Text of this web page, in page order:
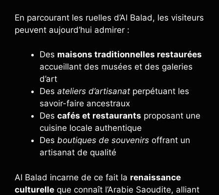
En parcourant les ruelles d’Al Balad, les visiteurs
peuvent aujourd’hui admirer :
Des maisons traditionnelles restaurées
accueillant des musées et des galeries
d’art
Des ateliers d’artisanat perpétuant les
savoir-faire ancestraux
Des cafés et restaurants proposant une
cuisine locale authentique
Des boutiques de souvenirs offrant un
artisanat de qualité
Al Balad incarne de ce fait la renaissance
culturelle que connaît l’Arabie Saoudite, alliant